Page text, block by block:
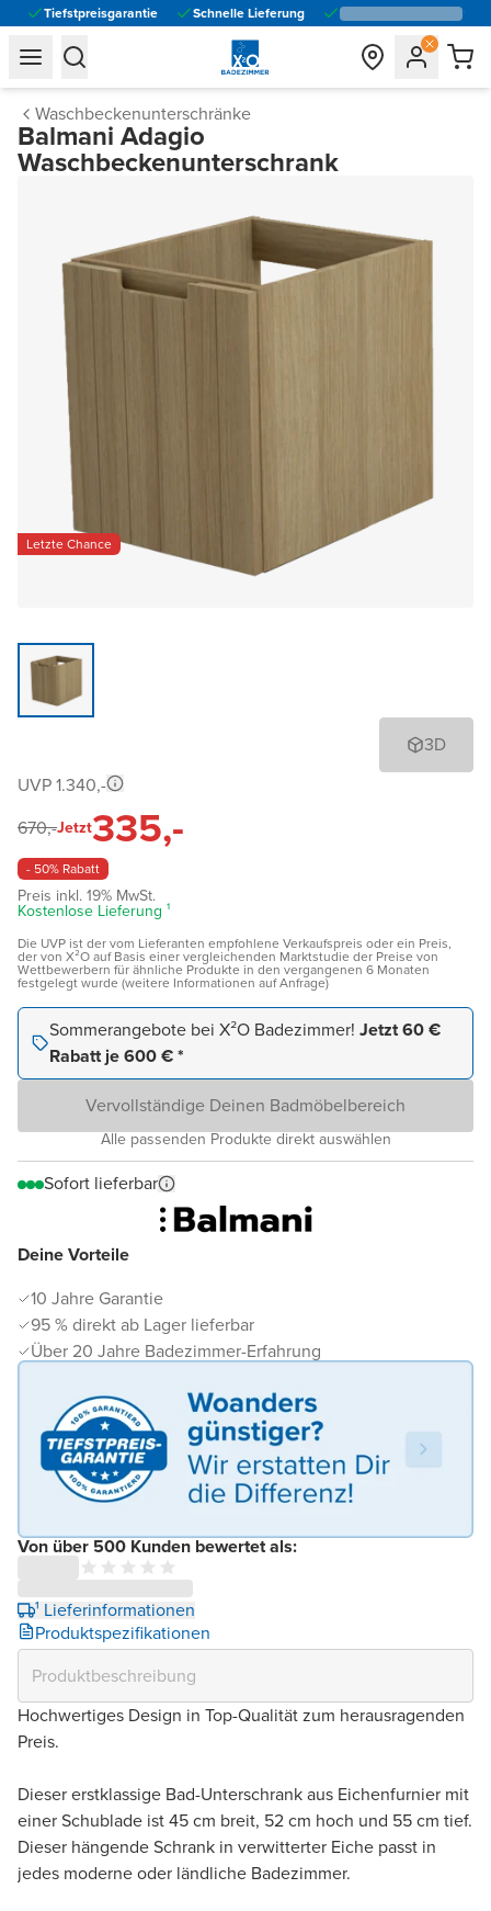
Tiefstpreisgarantie Schnelle Lieferung
general.navigation.toggle_menu.label
general.navigation.toggle_menu.label
Waschbeckenunterschränke
Balmani Adagio
Waschbeckenunterschrank
Letzte Chance
3D
Deine Vorteile
10 Jahre Garantie
95 % direkt ab Lager lieferbar
Über 20 Jahre Badezimmer-Erfahrung
Von über 500 Kunden bewertet als:
¹ Lieferinformationen
Produktspezifikationen
UVP 1.340,-
670,-Jetzt335,-
- 50% Rabatt
Preis inkl. 19% MwSt.
Kostenlose Lieferung ¹
Die UVP ist der vom Lieferanten empfohlene Verkaufspreis oder ein Preis,
der von X²O auf Basis einer vergleichenden Marktstudie der Preise von
Wettbewerbern für ähnliche Produkte in den vergangenen 6 Monaten
festgelegt wurde (weitere Informationen auf Anfrage)
Sommerangebote bei X²O Badezimmer! Jetzt 60 €
Rabatt je 600 € *
Vervollständige Deinen Badmöbelbereich
Alle passenden Produkte direkt auswählen
Sofort lieferbar
Hochwertiges Design in Top-Qualität zum herausragenden
Preis.
Dieser erstklassige Bad-Unterschrank aus Eichenfurnier mit
einer Schublade ist 45 cm breit, 52 cm hoch und 55 cm tief.
Dieser hängende Schrank in verwitterter Eiche passt in
jedes moderne oder ländliche Badezimmer.